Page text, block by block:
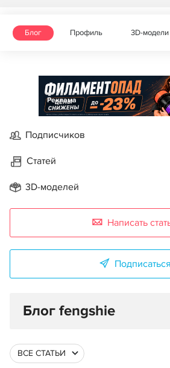
Блог Профиль 3D-модели
Реклама
Подписчиков
Статей
3D-моделей
Написать
Подписаться
Блог fengshie
ВСЕ СТАТЬИ